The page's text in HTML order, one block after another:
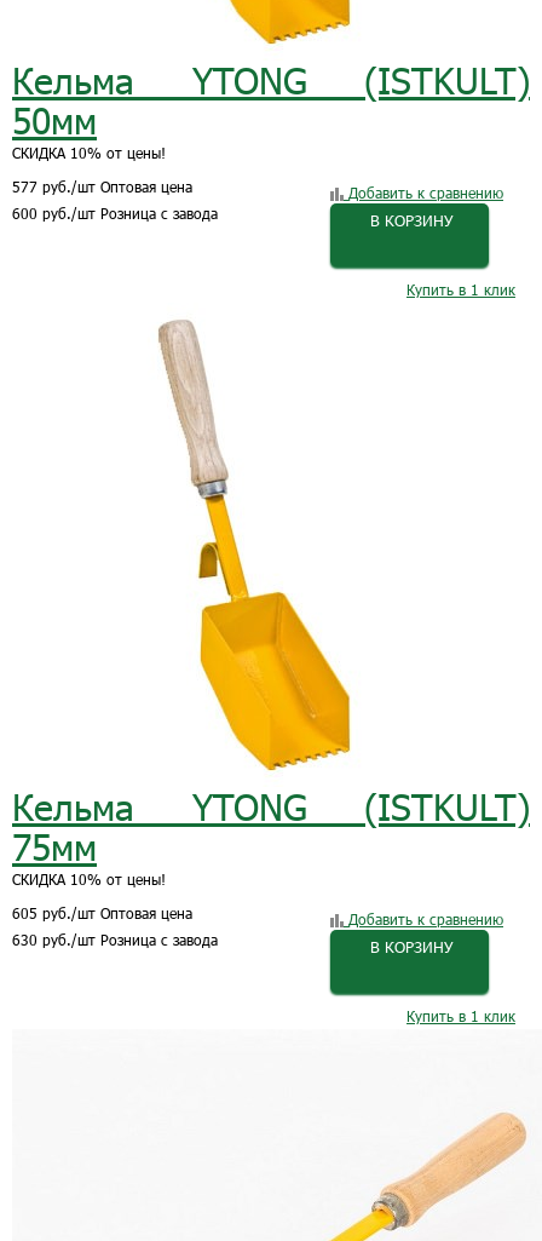
Кельма YTONG (ISTKULT)
50мм
СКИДКА 10% от цены!
577 руб./шт Оптовая цена
600 руб./шт Розница с завода
Добавить к сравнению
В КОРЗИНУ
Купить в 1 клик
Кельма YTONG (ISTKULT)
75мм
СКИДКА 10% от цены!
605 руб./шт Оптовая цена
630 руб./шт Розница с завода
Добавить к сравнению
В КОРЗИНУ
Купить в 1 клик